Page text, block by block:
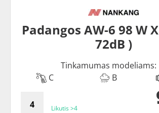
Padangos AW-6 98 W
72dB )
Tinkamumas modeliams:
C
B
Likutis >4